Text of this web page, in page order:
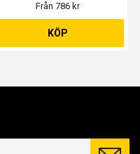
Från 786 kr
KÖP